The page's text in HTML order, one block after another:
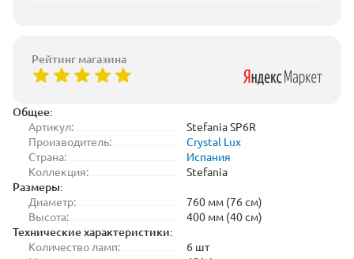
Общее:
Артикул:
Stefania SP6R
Производитель:
Crystal Lux
Страна:
Испания
Коллекция:
Stefania
Размеры:
Диаметр:
760 мм (76 см)
Высота:
400 мм (40 см)
Технические характеристики:
Количество ламп:
6 шт
Рейтинг магазина